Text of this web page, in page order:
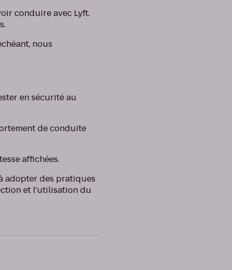
conduire avec Lyft.
nous
en sécurité au
de conduite
affichées.
adopter des pratiques
et l'utilisation du